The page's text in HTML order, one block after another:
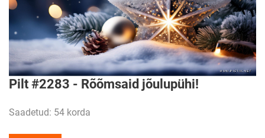
Pilt #2283 - Rõõmsaid jõulupühi!
Saadetud: 54 korda